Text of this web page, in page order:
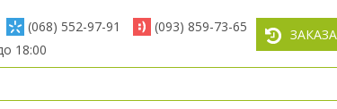
(068) 552-97-91
(093) 859-73-65
18:00